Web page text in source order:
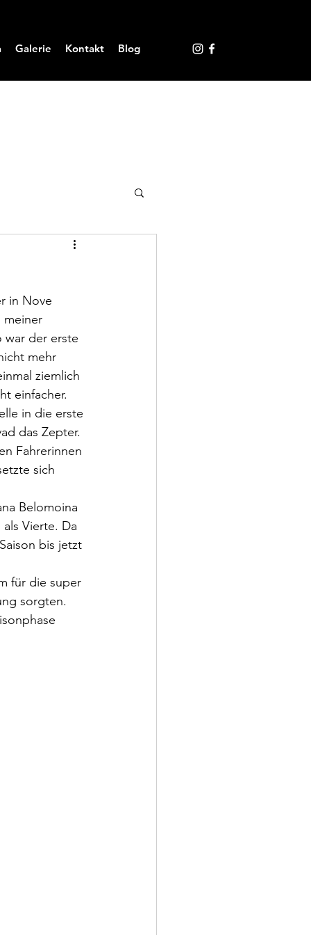
Galerie Kontakt Blog
in Nove
meiner
war der erste
mehr
ziemlich
einfacher.
in die erste
das Zepter.
Fahrerinnen
sich
Belomoina
Vierte. Da
bis jetzt
für die super
sorgten.